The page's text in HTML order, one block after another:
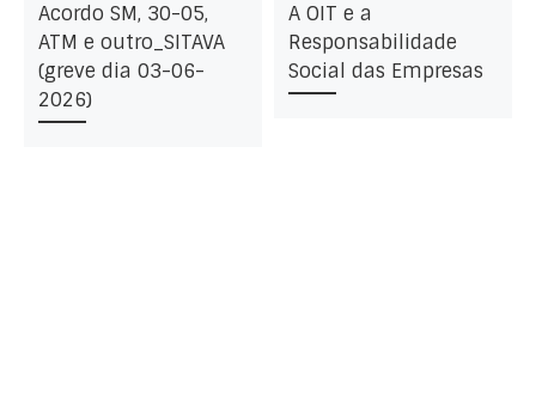
Acordo SM, 30-05,
ATM e outro_SITAVA
(greve dia 03-06-
2026)
A OIT e a
Responsabilidade
Social das Empresas